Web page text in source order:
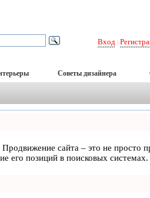
Вход
Советы дизайнера
Продвижение сайта – это не просто
его позиций в поисковых системах.